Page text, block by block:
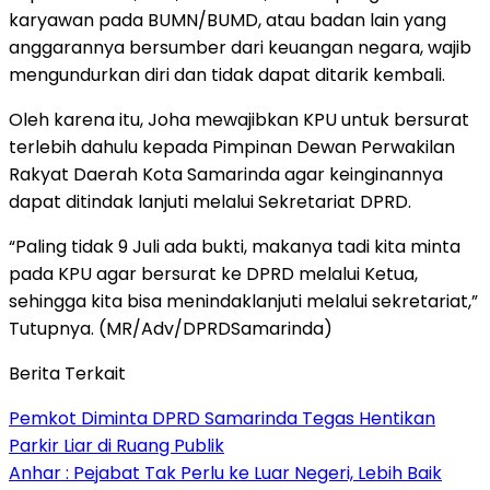
karyawan pada BUMN/BUMD, atau badan lain yang
anggarannya bersumber dari keuangan negara, wajib
mengundurkan diri dan tidak dapat ditarik kembali.
Oleh karena itu, Joha mewajibkan KPU untuk bersurat
terlebih dahulu kepada Pimpinan Dewan Perwakilan
Rakyat Daerah Kota Samarinda agar keinginannya
dapat ditindak lanjuti melalui Sekretariat DPRD.
“Paling tidak 9 Juli ada bukti, makanya tadi kita minta
pada KPU agar bersurat ke DPRD melalui Ketua,
sehingga kita bisa menindaklanjuti melalui sekretariat,”
Tutupnya. (MR/Adv/DPRDSamarinda)
Berita Terkait
Pemkot Diminta DPRD Samarinda Tegas Hentikan
Parkir Liar di Ruang Publik
Anhar : Pejabat Tak Perlu ke Luar Negeri, Lebih Baik